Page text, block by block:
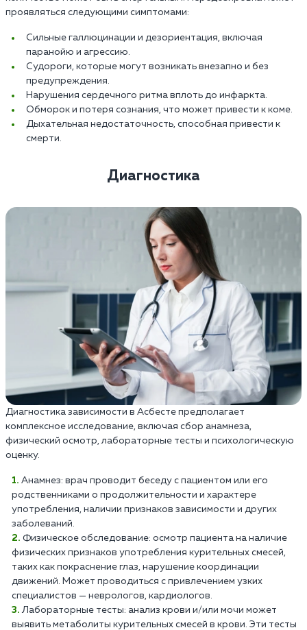
проявляться следующими симптомами:
Сильные галлюцинации и дезориентация, включая
паранойю и агрессию.
Судороги, которые могут возникать внезапно и без
предупреждения.
Нарушения сердечного ритма вплоть до инфаркта.
Обморок и потеря сознания, что может привести к коме.
Дыхательная недостаточность, способная привести к
смерти.
Диагностика
Диагностика зависимости в Асбесте предполагает
комплексное исследование, включая сбор анамнеза,
физический осмотр, лабораторные тесты и психологическую
оценку.
Анамнез: врач проводит беседу с пациентом или его
родственниками о продолжительности и характере
употребления, наличии признаков зависимости и других
заболеваний.
Физическое обследование: осмотр пациента на наличие
физических признаков употребления курительных смесей,
таких как покраснение глаз, нарушение координации
движений. Может проводиться с привлечением узких
специалистов — неврологов, кардиологов.
Лабораторные тесты: анализ крови и/или мочи может
выявить метаболиты курительных смесей в крови. Эти тесты